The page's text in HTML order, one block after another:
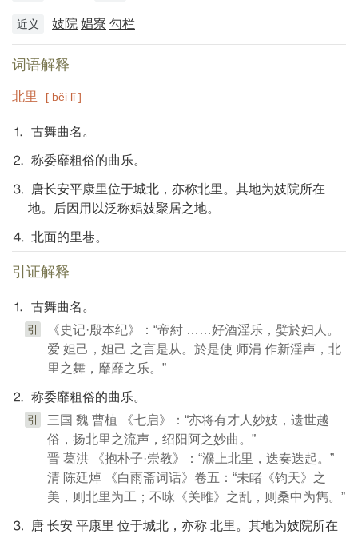
近义 妓院 娼寮 勾栏
词语解释
北里 [ běi lǐ ]
⒈ 古舞曲名。
⒉ 称委靡粗俗的曲乐。
⒊ 唐长安平康里位于城北，亦称北里。其地为妓院所在
地。后因用以泛称娼妓聚居之地。
⒋ 北面的里巷。
引证解释
⒈ 古舞曲名。
引
《史记·殷本纪》：“帝紂 ……好酒淫乐，嬖於妇人。
爱 妲己，妲己 之言是从。於是使 师涓 作新淫声，北
里之舞，靡靡之乐。”
⒉ 称委靡粗俗的曲乐。
引
三国 魏 曹植 《七启》：“亦将有才人妙妓，遗世越
俗，扬北里之流声，绍阳阿之妙曲。”
晋 葛洪 《抱朴子·崇教》：“濮上北里，迭奏迭起。”
清 陈廷焯 《白雨斋词话》卷五：“未睹《钧天》之
美，则北里为工；不咏《关雎》之乱，则桑中为雋。”
⒊ 唐 长安 平康里 位于城北，亦称 北里。其地为妓院所在